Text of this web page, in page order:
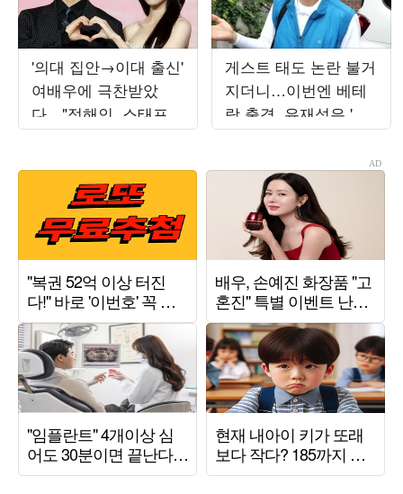
'의대 집안→이대 출신'
여배우에 극찬받았
다…"정해인, 스태프
위해 회식 비용 계산"
게스트 태도 논란 불거
지더니…이번엔 베테
랑 출격, 유재석은 '우
쭐' ('놀뭐')